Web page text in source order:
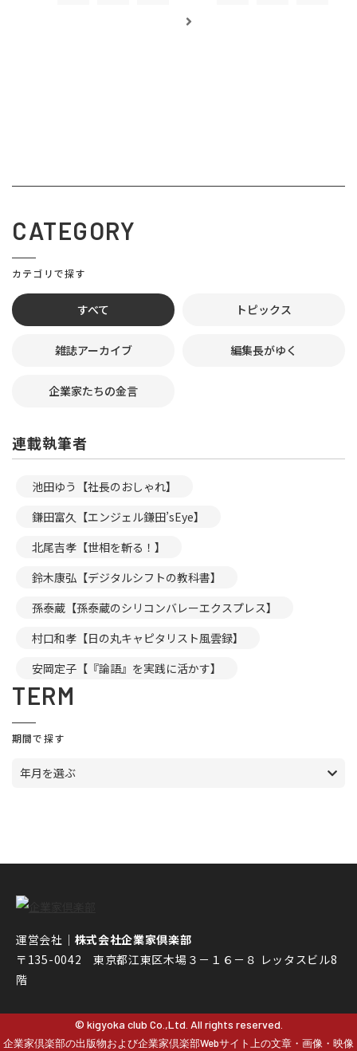
CATEGORY
カテゴリで探す
すべて トピックス
雑誌アーカイブ 編集長がゆく
企業家たちの金言
連載執筆者
池田ゆう【社長のおしゃれ】
鎌田富久【エンジェル鎌田’sEye】
北尾吉孝【世相を斬る！】
鈴木康弘【デジタルシフトの教科書】
孫泰蔵【孫泰蔵のシリコンバレーエクスプレス】
村口和孝【日の丸キャピタリスト風雲録】
安岡定子【『論語』を実践に活かす】
TERM
期間で探す
年月を選ぶ
運営会社｜ 株式会社企業家倶楽部
〒135-0042 東京都江東区木場３－１６－８ レッタスビル8
階
© kigyoka club Co.,Ltd. All rights reserved.
企業家倶楽部の出版物および企業家倶楽部Webサイト上の文章・画像・映像